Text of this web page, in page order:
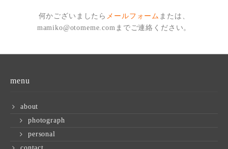
何かございましたら メールフォーム または、
mamiko@otomeme.comまでご連絡ください。
menu
about
photograph
personal